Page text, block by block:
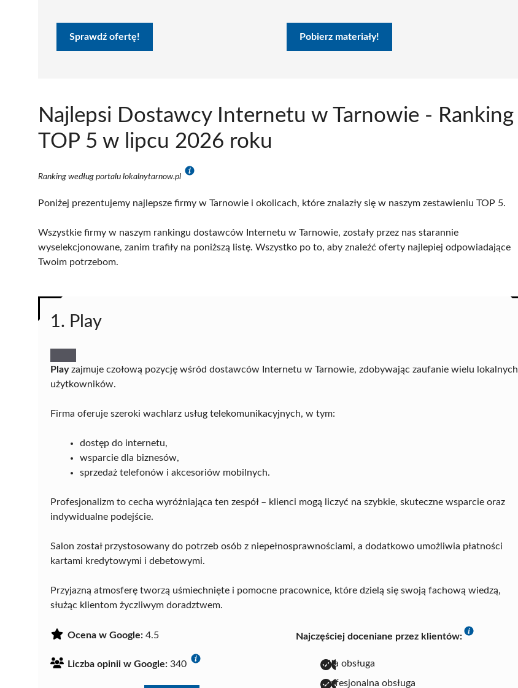
Sprawdź ofertę! Pobierz materiały!
Najlepsi Dostawcy Internetu w Tarnowie - Ranking
TOP 5 w lipcu 2026 roku
Ranking według portalu lokalnytarnow.pl
Poniżej prezentujemy najlepsze firmy w Tarnowie i okolicach, które znalazły się w naszym zestawieniu TOP 5.
Wszystkie firmy w naszym rankingu dostawców Internetu w Tarnowie, zostały przez nas starannie
wyselekcjonowane, zanim trafiły na poniższą listę. Wszystko po to, aby znaleźć oferty najlepiej odpowiadające
Twoim potrzebom.
1. Play
Playzajmuje czołową pozycję wśród dostawców Internetu w Tarnowie, zdobywając zaufanie wielu lokalnych
użytkowników.
Firma oferuje szeroki wachlarz usług telekomunikacyjnych, w tym:
dostęp do internetu,
wsparcie dla biznesów,
sprzedaż telefonów i akcesoriów mobilnych.
Profesjonalizm to cecha wyróżniająca ten zespół – klienci mogą liczyć na szybkie, skuteczne wsparcie oraz
indywidualne podejście.
Salon został przystosowany do potrzeb osób z niepełnosprawnościami, a dodatkowo umożliwia płatności
kartami kredytowymi i debetowymi.
Przyjazną atmosferę tworzą uśmiechnięte i pomocne pracownice, które dzielą się swoją fachową wiedzą,
służąc klientom życzliwym doradztwem.
Ocena w Google: 4.5
Liczba opinii w Google: 340
Najczęściej doceniane przez klientów:
miła obsługa
profesjonalna obsługa